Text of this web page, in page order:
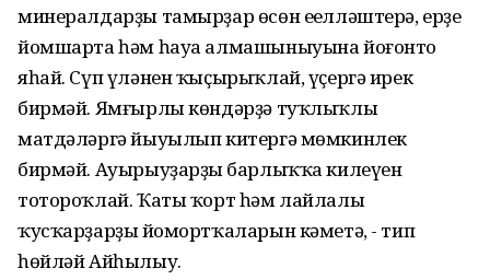
минералдарҙы тамырҙар өсөн еңелләштерә, ерҙе
йомшарта һәм һауа алмашыныуына йоғонто
яһай. Сүп үләнен ҡыҫырыҡлай, үҫергә ирек
бирмәй. Ямғырлы көндәрҙә туҡлыҡлы
матдәләргә йыуылып китергә мөмкинлек
бирмәй. Ауырыуҙарҙың барлыҡҡа килеүен
тотороҡлай. Ҡаты ҡорт һәм лайлалы
ҡусҡарҙарҙың йомортҡаларын кәметә, - тип
һөйләй Айһылыу.